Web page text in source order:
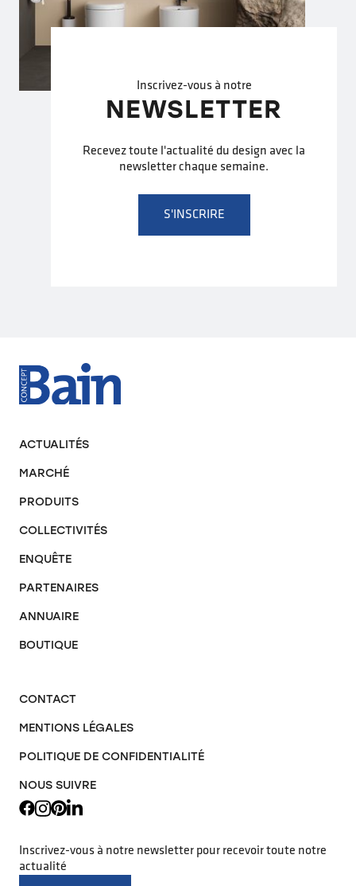
Inscrivez-vous à notre
NEWSLETTER
Recevez toute l'actualité du design avec la
newsletter chaque semaine.
S'INSCRIRE
ACTUALITÉS
MARCHÉ
PRODUITS
COLLECTIVITÉS
ENQUÊTE
PARTENAIRES
ANNUAIRE
BOUTIQUE
CONTACT
MENTIONS LÉGALES
POLITIQUE DE CONFIDENTIALITÉ
NOUS SUIVRE
Inscrivez-vous à notre newsletter pour recevoir toute notre
actualité